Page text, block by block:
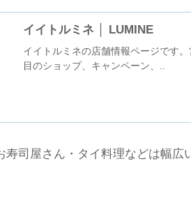
イイトルミネ │ LUMINE
イイトルミネの店舗情報ページです
目のショップ、キャンペーン、..
寿司屋さん・タイ料理などは幅広